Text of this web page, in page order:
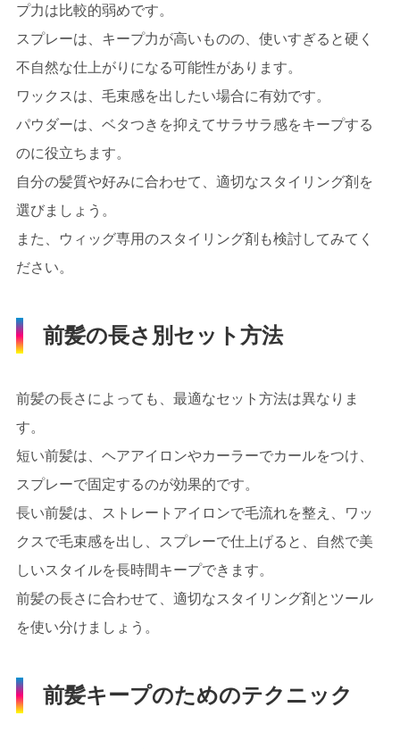
プ力は比較的弱めです。
スプレーは、キープ力が高いものの、使いすぎると硬く
不自然な仕上がりになる可能性があります。
ワックスは、毛束感を出したい場合に有効です。
パウダーは、ベタつきを抑えてサラサラ感をキープする
のに役立ちます。
自分の髪質や好みに合わせて、適切なスタイリング剤を
選びましょう。
また、ウィッグ専用のスタイリング剤も検討してみてく
ださい。
前髪の長さ別セット方法
前髪の長さによっても、最適なセット方法は異なりま
す。
短い前髪は、ヘアアイロンやカーラーでカールをつけ、
スプレーで固定するのが効果的です。
長い前髪は、ストレートアイロンで毛流れを整え、ワッ
クスで毛束感を出し、スプレーで仕上げると、自然で美
しいスタイルを長時間キープできます。
前髪の長さに合わせて、適切なスタイリング剤とツール
を使い分けましょう。
前髪キープのためのテクニック